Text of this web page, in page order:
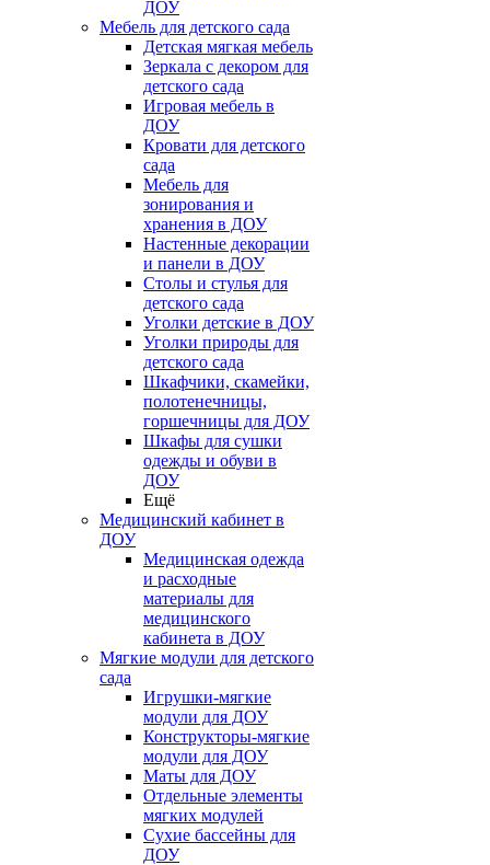
ДОУ
Мебель для детского сада
Детская мягкая мебель
Зеркала с декором для
детского сада
Игровая мебель в
ДОУ
Кровати для детского
сада
Мебель для
зонирования и
хранения в ДОУ
Настенные декорации
и панели в ДОУ
Столы и стулья для
детского сада
Уголки детские в ДОУ
Уголки природы для
детского сада
Шкафчики, скамейки,
полотенечницы,
горшечницы для ДОУ
Шкафы для сушки
одежды и обуви в
ДОУ
Ещё
Медицинский кабинет в
ДОУ
Медицинская одежда
и расходные
материалы для
медицинского
кабинета в ДОУ
Мягкие модули для детского
сада
Игрушки-мягкие
модули для ДОУ
Конструкторы-мягкие
модули для ДОУ
Маты для ДОУ
Отдельные элементы
мягких модулей
Сухие бассейны для
ДОУ